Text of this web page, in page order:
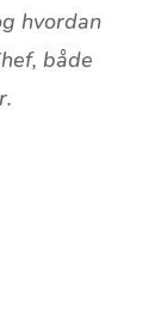
hvordan
både